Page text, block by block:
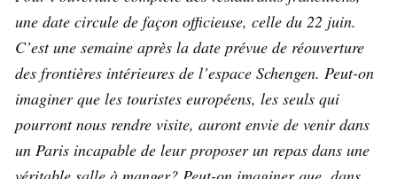
une date circule de façon officieuse, celle du 22 juin.
C’est une semaine après la date prévue de réouverture
des frontières intérieures de l’espace Schengen. Peut-on
imaginer que les touristes européens, les seuls qui
pourront nous rendre visite, auront envie de venir dans
un Paris incapable de leur proposer un repas dans une